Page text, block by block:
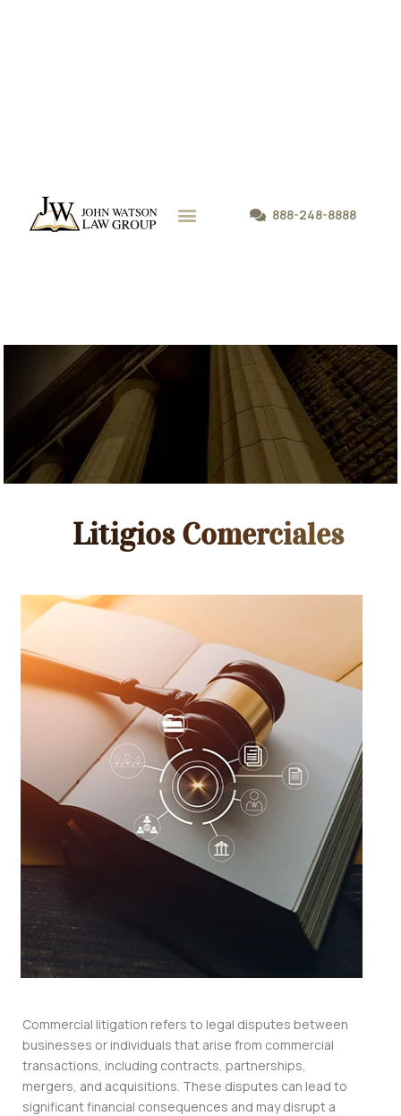
888-248-8888
Litigios Comerciales
Commercial litigation refers to legal disputes between
businesses or individuals that arise from commercial
transactions, including contracts, partnerships,
mergers, and acquisitions. These disputes can lead to
significant financial consequences and may disrupt a